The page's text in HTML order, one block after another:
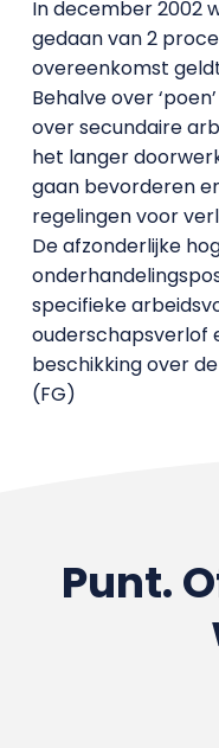
In december 2002
gedaan van 2
overeenkomst
Behalve over
over secundaire
het langer
gaan bevorderen
regelingen voor
De afzonderlijke
specifieke
ouderschapsverlof
beschikking over
(FG)
Punt.